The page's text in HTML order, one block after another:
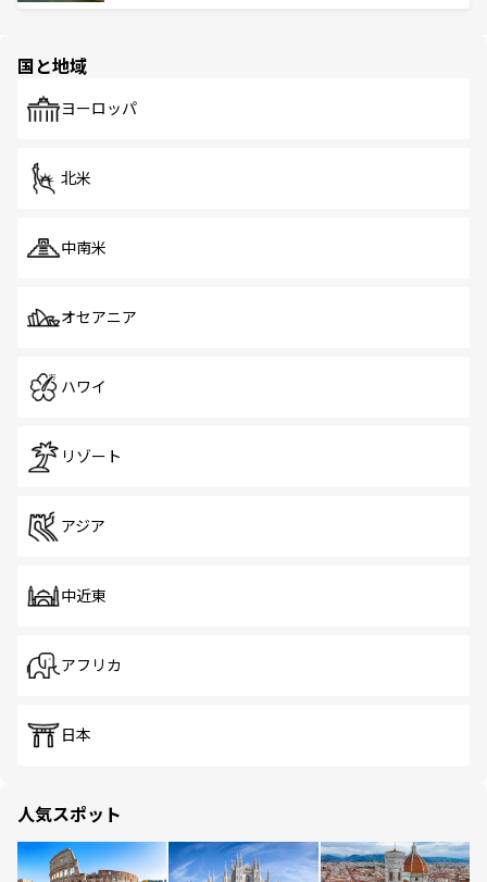
で、ホーカーズは地元の風情を楽しめる外せないスポット
国と地域
ヨーロッパ
北米
中南米
オセアニア
ハワイ
リゾート
アジア
中近東
アフリカ
日本
人気スポット